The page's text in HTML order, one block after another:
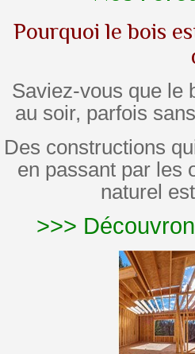
Pourquoi le bois
Saviez-vous que le
au soir, parfois
Des constructions
en passant par les
naturel
>>>